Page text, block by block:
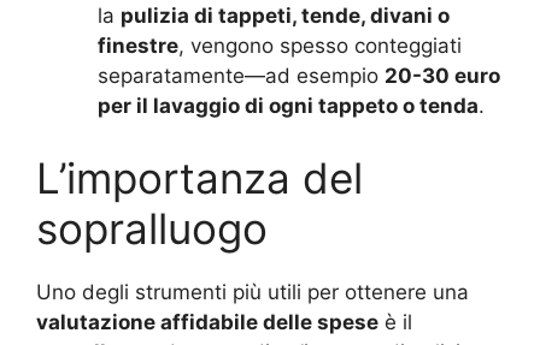
la pulizia di tappeti, tende, divani o
finestre, vengono spesso conteggiati
separatamente—ad esempio 20-30 euro
per il lavaggio di ogni tappeto o tenda.
L’importanza del
sopralluogo
Uno degli strumenti più utili per ottenere una
valutazione affidabile delle spese è il